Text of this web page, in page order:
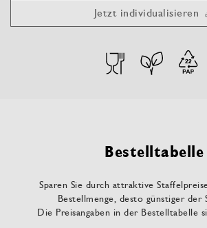
Jetzt individualisieren
Bestelltabelle
Sparen Sie durch attraktive
Bestellmenge, desto günstiger der
Die Preisangaben in der Bestelltabelle